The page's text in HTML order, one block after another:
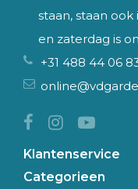
staan, staan
en zaterdag is
+31 488 44 06
Klantenservice
Categorieen